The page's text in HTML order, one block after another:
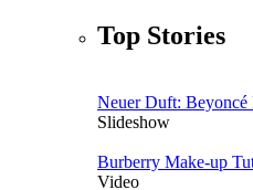
Top Stories
Neuer Duft: Beyoncé
Slideshow
Burberry Make-up
Video